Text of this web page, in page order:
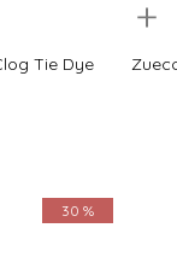
Tie Dye
30 %